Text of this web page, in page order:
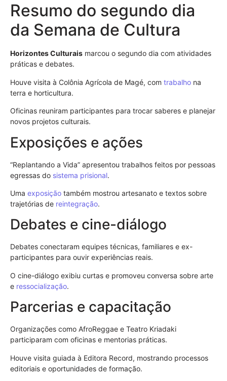
Resumo do segundo dia
da Semana de Cultura
Horizontes Culturais marcou o segundo dia com atividades
práticas e debates.
Houve visita à Colônia Agrícola de Magé, com trabalho na
terra e horticultura.
Oficinas reuniram participantes para trocar saberes e planejar
novos projetos culturais.
Exposições e ações
“Replantando a Vida” apresentou trabalhos feitos por pessoas
egressas do sistema prisional.
Uma exposição também mostrou artesanato e textos sobre
trajetórias de reintegração.
Debates e cine-diálogo
Debates conectaram equipes técnicas, familiares e ex-
participantes para ouvir experiências reais.
O cine-diálogo exibiu curtas e promoveu conversa sobre arte
e ressocialização.
Parcerias e capacitação
Organizações como AfroReggae e Teatro Kriadaki
participaram com oficinas e mentorias práticas.
Houve visita guiada à Editora Record, mostrando processos
editoriais e oportunidades de formação.